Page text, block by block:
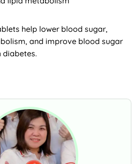
help lower blood sugar,
and improve blood sugar
diabetes.